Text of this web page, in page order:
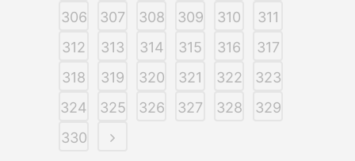
306
307 308 309 310
311
312
313 314 315 316
317
318
319 320 321 322
323
324
325 326 327 328
329
330